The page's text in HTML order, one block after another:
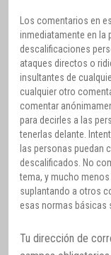
Los comentarios en
inmediatamente en la
descalificaciones
ataques directos o
insultantes de
cualquier otro
comentar
para decirles a las
tenerlas delante.
las personas puedan
descalificados. No
tema, y mucho
suplantando a otros
esas normas básicas
Tu dirección de